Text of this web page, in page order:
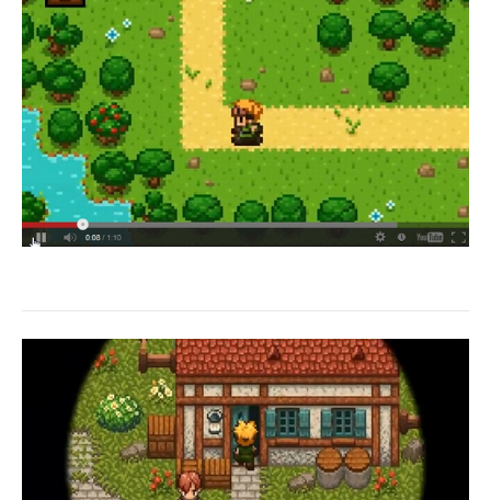
企業向けIT製品の総合サイト
IT製品の技術・比較・事例
製造業のIT導入・活用を支援
モノづくり技術者専門サイト
エレクトロニクス専門サイト
電子設計の基本と応用
建設×テクノロジーの最前線
ちょっと気になるネットの話題